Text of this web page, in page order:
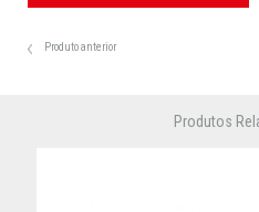
Produto anterior
Produtos